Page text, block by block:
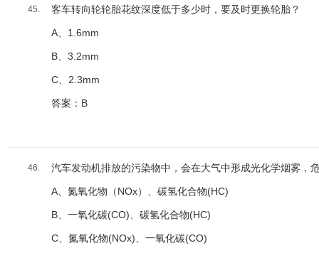
45. 客车转向轮轮胎花纹深度低于多少时，要及时更换轮胎？
A、1.6mm
B、3.2mm
C、2.3mm
答案：B
46. 汽车发动机排放的污染物中，会在大气中形成光化学烟雾，
A、氮氧化物（NOx）、碳氢化合物(HC)
B、一氧化碳(CO)、碳氢化合物(HC)
C、氮氧化物(NOx)、一氧化碳(CO)